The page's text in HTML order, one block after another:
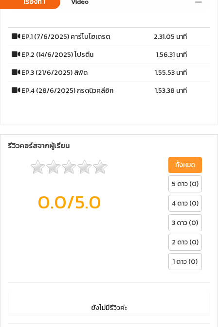
EP.1 (7/6/2025) คาร์โบไฮเดรต
2.31.05 นาที
EP.2 (14/6/2025) โปรตีน
1.56.31 นาที
EP.3 (21/6/2025) ลิพิด
1.55.53 นาที
EP.4 (28/6/2025) กรดนิวคลีอิก
1.53.38 นาที
รีวิวคอร์สจากผู้เรียน
0.0/5.0
ทั้งหมด
5 ดาว (0)
4 ดาว (0)
3 ดาว (0)
2 ดาว (0)
1 ดาว (0)
ยังไม่มีรีวิวค่ะ